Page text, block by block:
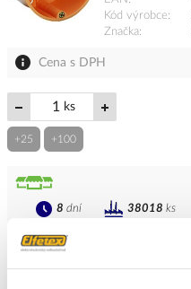
Kód výrobce
Značka
Cena s DPH
ks
+25 +100
Přidat k porovnání
8 dní 38018 ks